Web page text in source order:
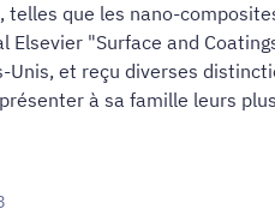
telles que les nano-
Elsevier "Surface and
et reçu diverses
à sa famille leurs